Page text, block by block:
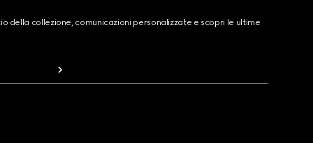
della collezione, comunicazioni personalizzate e scopri le ultime